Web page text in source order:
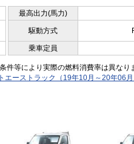
最高出力(馬力)
駆動方式
乗車定員
等により実際の燃料消費率は異なり
エーストラック（19年10月～20年06